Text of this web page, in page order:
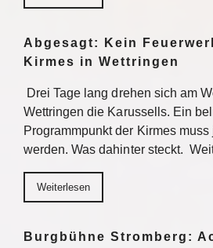
Abgesagt: Kein
Kirmes in Wettringen
Drei Tage lang drehen sich am
Wettringen die Karussells. Ein
Programmpunkt der Kirmes
werden. Was dahinter steckt.
Weiterlesen
Burgbühne Stromberg: